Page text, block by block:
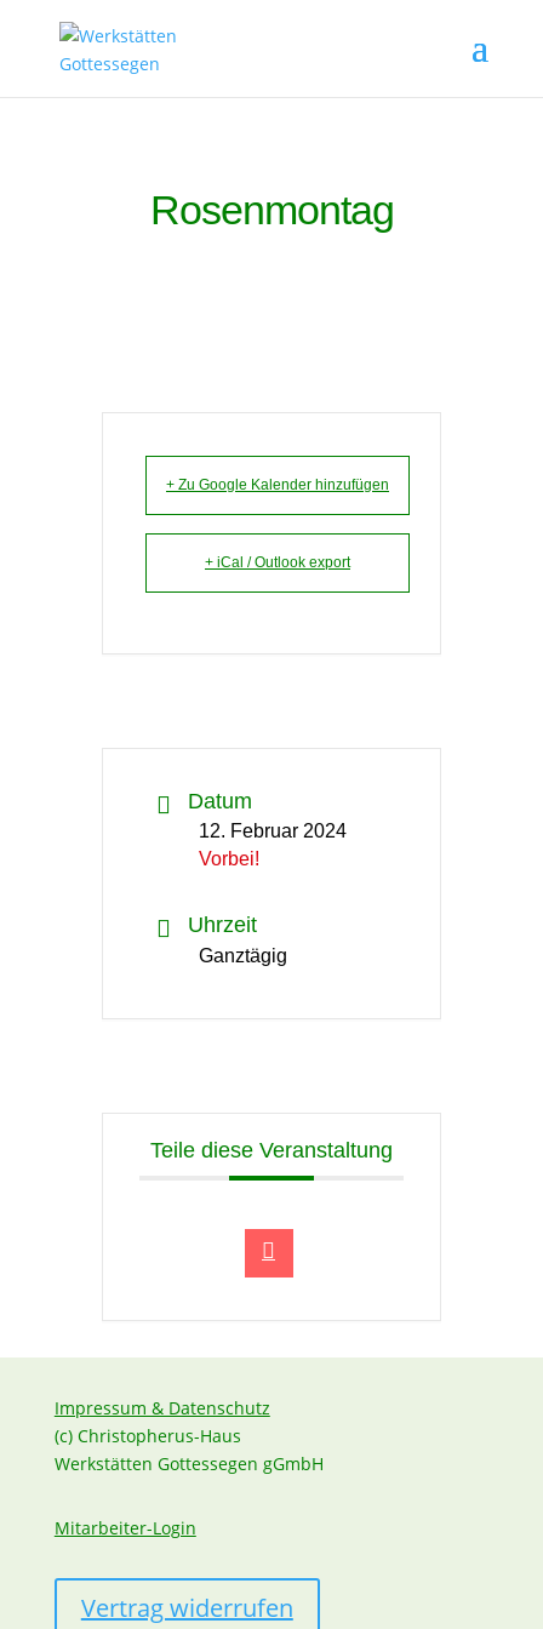
Rosenmontag
+ Zu Google Kalender hinzufügen
+ iCal / Outlook export
Datum
12. Februar 2024
Vorbei!
Uhrzeit
Ganztägig
Teile diese Veranstaltung
Impressum & Datenschutz
(c) Christopherus-Haus
Werkstätten Gottessegen gGmbH
Mitarbeiter-Login
Vertrag widerrufen